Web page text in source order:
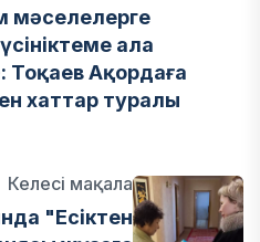
мәселелерге
ала
Ақордаға
хаттар туралы
Келесі мақала
"Есіктен